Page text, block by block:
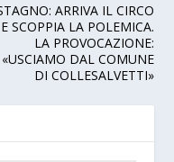
ARRIVA IL CIRCO
E SCOPPIA LA POLEMICA.
LA PROVOCAZIONE:
«USCIAMO DAL COMUNE
DI COLLESALVETTI»